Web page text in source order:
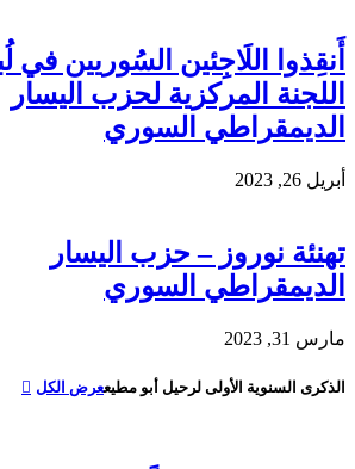
أَنقِذوا اللَاجِئين السُوريين في
اللجنة المركزية لحزب اليسار
الديمقراطي السوري
أبريل 26, 2023
تهنئة نوروز – حزب اليسار
الديمقراطي السوري
مارس 31, 2023
الذكرى السنوية الأولى لرحيل أبو مطيععرض الكل